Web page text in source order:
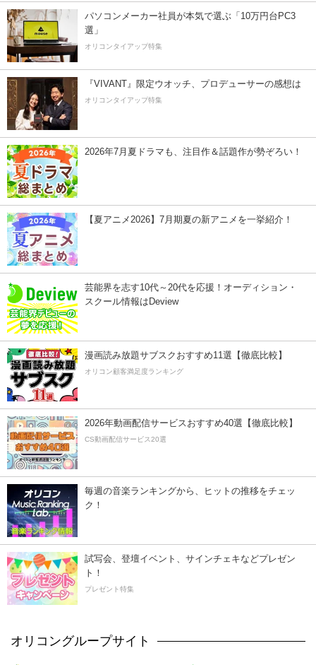
パソコンメーカー社員が本気で選ぶ「10万円台PC3
選」
オリコンタイアップ特集
『VIVANT』限定ウオッチ、プロデューサーの感想は
オリコンタイアップ特集
2026年7月夏ドラマも、注目作＆話題作が勢ぞろい！
【夏アニメ2026】7月期夏の新アニメを一挙紹介！
芸能界を志す10代～20代を応援！オーディション・
スクール情報はDeview
漫画読み放題サブスクおすすめ11選【徹底比較】
オリコン顧客満足度ランキング
2026年動画配信サービスおすすめ40選【徹底比較】
CS動画配信サービス20選
毎週の音楽ランキングから、ヒットの推移をチェッ
ク！
試写会、登壇イベント、サインチェキなどプレゼン
ト！
プレゼント特集
オリコングループサイト